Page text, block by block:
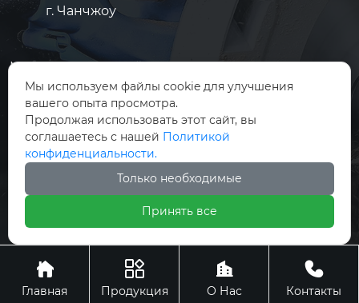
г. Чанчжоу
Модифицированный АБ
Модифицированный ПА
Модифицированный PB
Модифицированный ПК
Модифицированный PP
Главная
Продукция
Новости
О Нас
Авторские права © АО Чанчжоу Ханьбан инженерные
пластики

Главная

Продукция

О Нас

Контакты
Мы используем файлы cookie для улучшения
вашего опыта просмотра.
Продолжая использовать этот сайт, вы
соглашаетесь с нашей Политикой
конфиденциальности.
Только необходимые
Принять все